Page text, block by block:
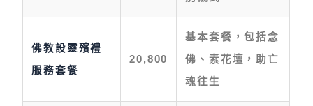
佛教設靈殯禮
服務套餐
20,800
基本套餐，包括念
佛、素花壇，助亡
魂往生